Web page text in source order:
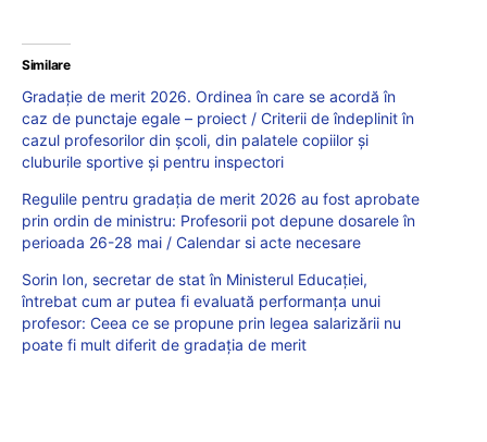
Similare
Gradație de merit 2026. Ordinea în care se acordă în
caz de punctaje egale – proiect / Criterii de îndeplinit în
cazul profesorilor din școli, din palatele copiilor și
cluburile sportive și pentru inspectori
Regulile pentru gradația de merit 2026 au fost aprobate
prin ordin de ministru: Profesorii pot depune dosarele în
perioada 26-28 mai / Calendar si acte necesare
Sorin Ion, secretar de stat în Ministerul Educației,
întrebat cum ar putea fi evaluată performanța unui
profesor: Ceea ce se propune prin legea salarizării nu
poate fi mult diferit de gradația de merit